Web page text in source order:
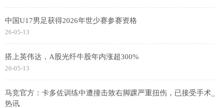
中国U17男足获得2026年世少赛参赛资格
26-05-13
搭上英伟达，A股光纤牛股年内涨超300%
26-05-13
马竞官方：卡多佐训练中遭撞击致右脚踝严重扭伤，已接受手术_
热讯